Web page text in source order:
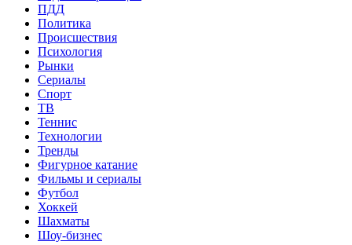
ПДД
Политика
Происшествия
Психология
Рынки
Сериалы
Спорт
ТВ
Теннис
Технологии
Тренды
Фигурное катание
Фильмы и сериалы
Футбол
Хоккей
Шахматы
Шоу-бизнес